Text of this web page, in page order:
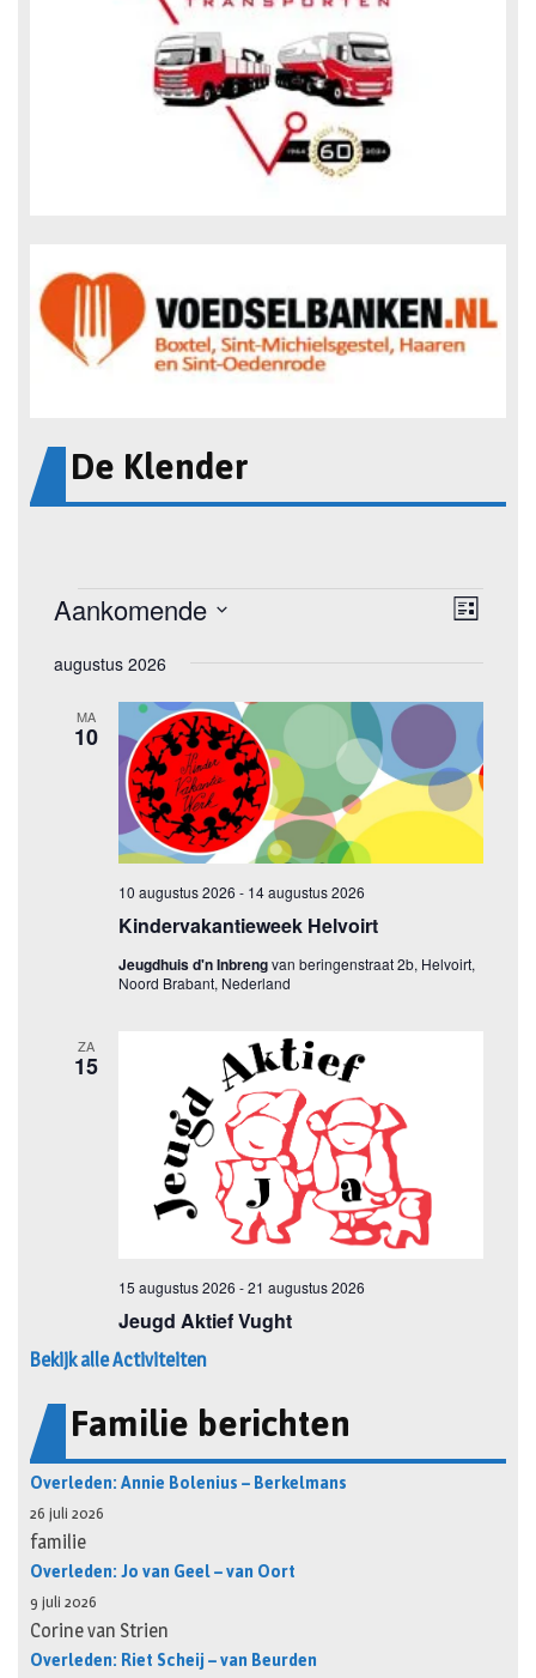
De Klender
Bekijk alle Activiteiten
Familie berichten
Overleden: Annie Bolenius – Berkelmans
26 juli 2026
familie
Overleden: Jo van Geel – van Oort
9 juli 2026
Corine van Strien
Overleden: Riet Scheij – van Beurden